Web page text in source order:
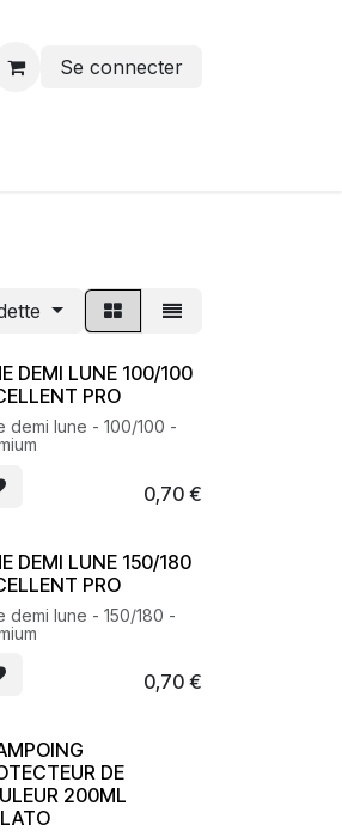
Se connecter
DEMI LUNE 100/100
PRO
demi lune - 100/100 -
0,70€
DEMI LUNE 150/180
PRO
demi lune - 150/180 -
0,70€
DE
200ML